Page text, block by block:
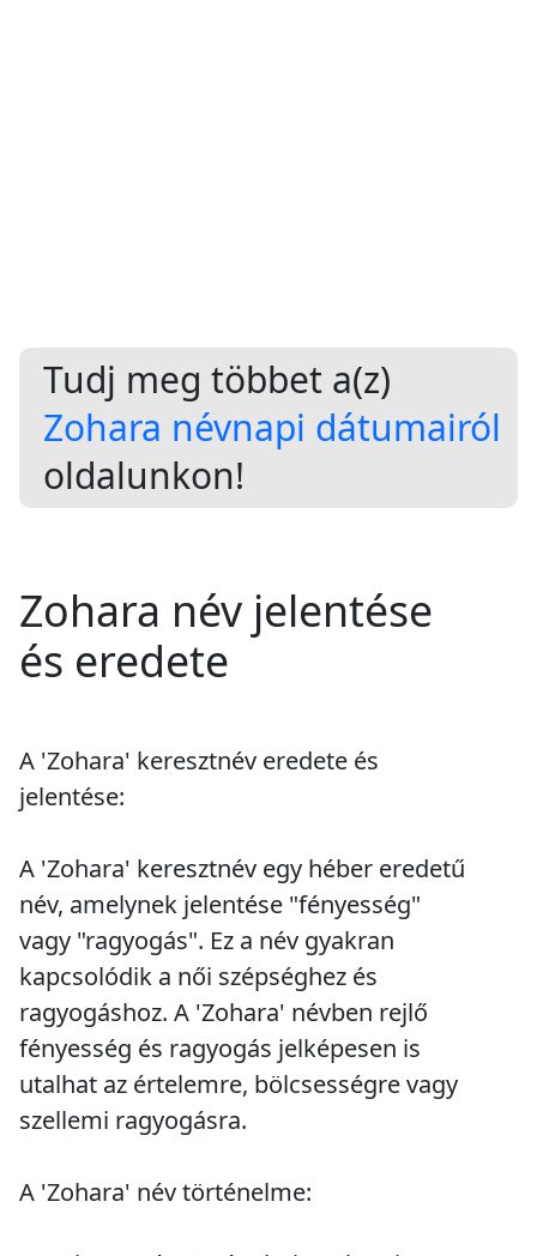
Tudj meg többet a(z)
Zohara névnapi dátumairól
oldalunkon!
Zohara név jelentése
és eredete
A 'Zohara' keresztnév eredete és
jelentése:
A 'Zohara' keresztnév egy héber eredetű
név, amelynek jelentése "fényesség"
vagy "ragyogás". Ez a név gyakran
kapcsolódik a női szépséghez és
ragyogáshoz. A 'Zohara' névben rejlő
fényesség és ragyogás jelképesen is
utalhat az értelemre, bölcsességre vagy
szellemi ragyogásra.
A 'Zohara' név történelme: